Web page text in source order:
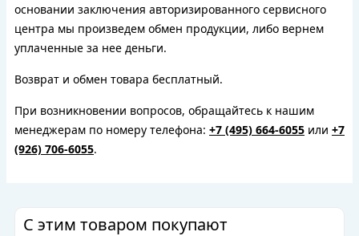
основании заключения авторизированного сервисного
центра мы произведем обмен продукции, либо вернем
уплаченные за нее деньги.
Возврат и обмен товара бесплатный.
При возникновении вопросов, обращайтесь к нашим
менеджерам по номеру телефона: +7 (495) 664-6055 или +7
(926) 706-6055.
С этим товаром покупают